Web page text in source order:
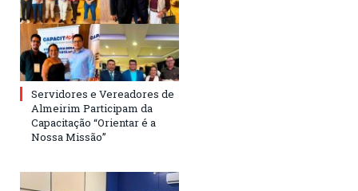
Servidores e Vereadores de
Almeirim Participam da
Capacitação “Orientar é a
Nossa Missão”